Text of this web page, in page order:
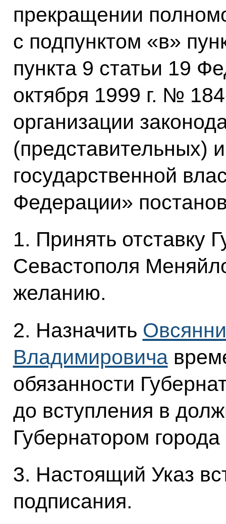
прекращении
с подпунктом «в»
пункта 9 статьи 19
октября 1999 г. №
организации
(представительных)
государственной
Федерации»
1. Принять отставку
Севастополя
желанию.
2. Назначить
Владимировича
обязанности
до вступления в
Губернатором
3. Настоящий Указ
подписания.